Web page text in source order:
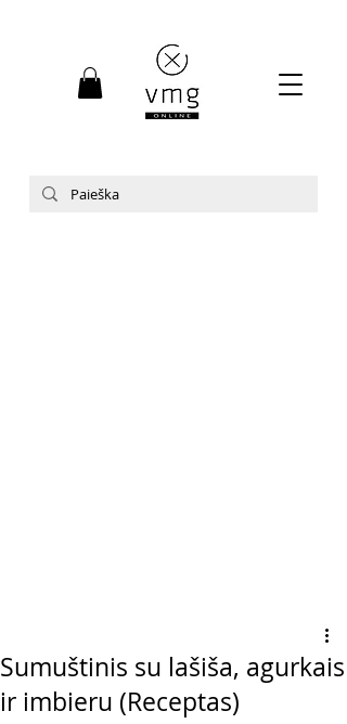
Sumuštinis su lašiša, agurkais
ir imbieru (Receptas)